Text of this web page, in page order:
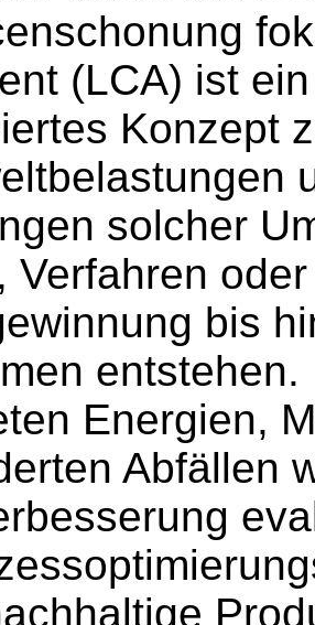
(LCA) ist
Konzept
solcher
Verfahren
bis
Energien,
Abfällen